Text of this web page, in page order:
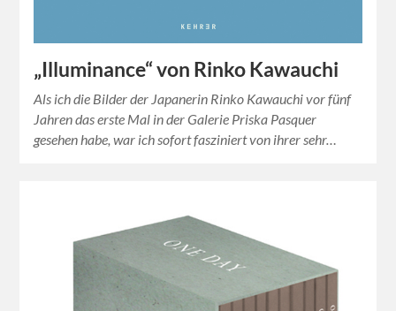
„Illuminance“ von Rinko Kawauchi
Als ich die Bilder der Japanerin Rinko Kawauchi vor fünf
Jahren das erste Mal in der Galerie Priska Pasquer
gesehen habe, war ich sofort fasziniert von ihrer sehr…